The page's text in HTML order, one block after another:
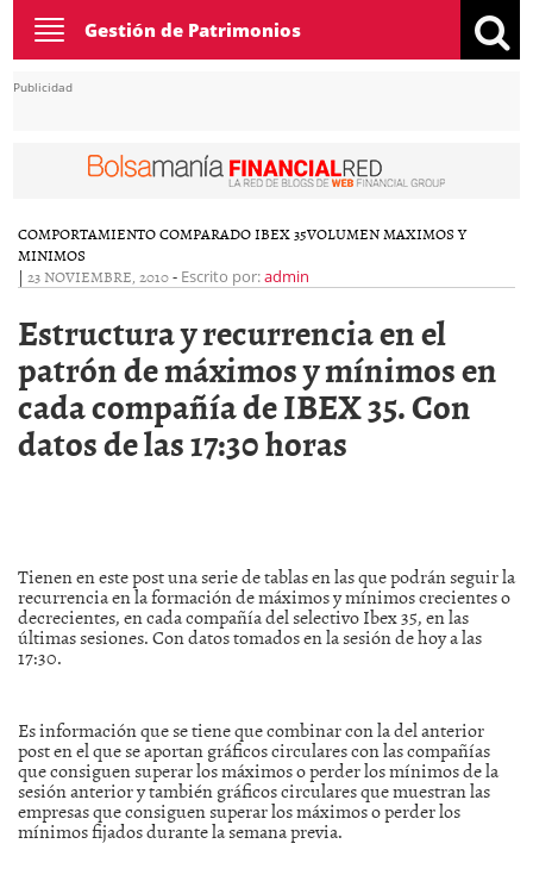
Toggle
navigation
Gestión de Patrimonios
Publicidad
COMPORTAMIENTO COMPARADO IBEX 35VOLUMEN MAXIMOS Y
MINIMOS
| 23 NOVIEMBRE, 2010- Escrito por:admin
Estructura y recurrencia en el
patrón de máximos y mínimos en
cada compañía de IBEX 35. Con
datos de las 17:30 horas
Tienen en este post una serie de tablas en las que podrán seguir la
recurrencia en la formación de máximos y mínimos crecientes o
decrecientes, en cada compañía del selectivo Ibex 35, en las
últimas sesiones. Con datos tomados en la sesión de hoy a las
17:30.
Es información que se tiene que combinar con la del anterior
post en el que se aportan gráficos circulares con las compañías
que consiguen superar los máximos o perder los mínimos de la
sesión anterior y también gráficos circulares que muestran las
empresas que consiguen superar los máximos o perder los
mínimos fijados durante la semana previa.